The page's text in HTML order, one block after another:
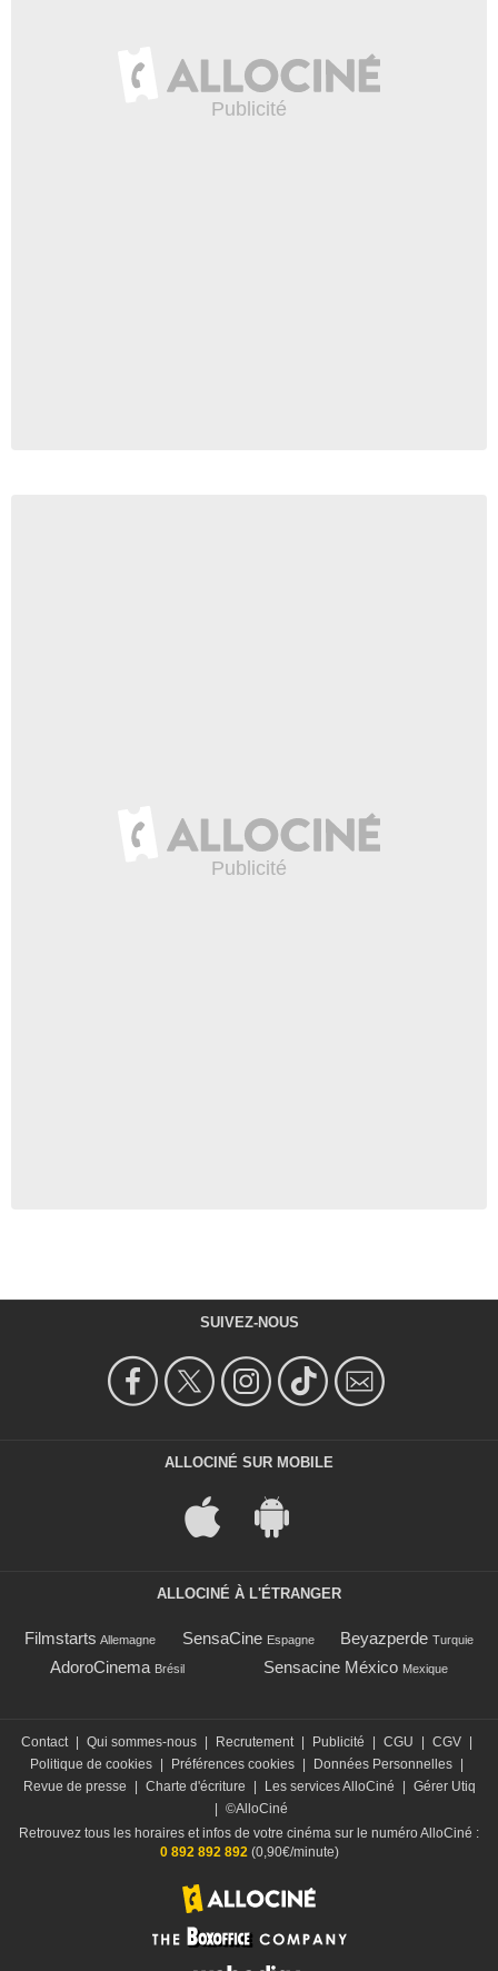
SUIVEZ-NOUS
ALLOCINÉ SUR MOBILE
ALLOCINÉ À L'ÉTRANGER
Filmstarts Allemagne SensaCine Espagne Beyazperde Turquie
AdoroCinema Brésil Sensacine México Mexique
Contact | Qui sommes-nous | Recrutement | Publicité | CGU | CGV |
Politique de cookies | Préférences cookies | Données Personnelles |
Revue de presse
| Charte d'écriture | Les services AlloCiné | Gérer Utiq
| ©AlloCiné
Retrouvez tous les horaires et infos de votre cinéma sur le numéro AlloCiné :
0 892 892 892 (0,90€/minute)